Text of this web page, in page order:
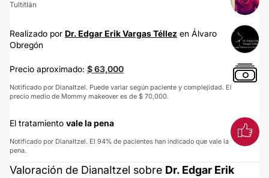
Tultitlán
Realizado por Dr. Edgar Erik Vargas Téllez en Álvaro
Obregón
Precio aproximado: $ 63,000
Notificado por DianaItzel. Puede variar según paciente y complejidad. El
precio medio de Mommy makeover es de $ 70,000.
El tratamiento vale la pena
Notificado por DianaItzel. El 94% de pacientes han indicado que vale la
pena.
Valoración de DianaItzel sobre Dr. Edgar Erik